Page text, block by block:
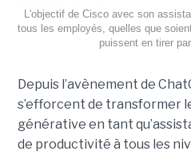
L'objectif de Cisco avec son
tous les employés, quelles que
puissent en tirer
Depuis l’avènement de
s’efforcent de transformer
générative en tant
de productivité à tous les